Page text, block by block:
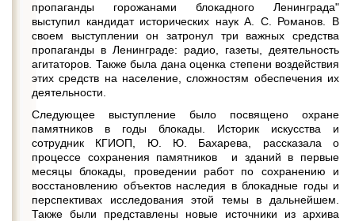
пропаганды горожанами блокадного Ленинграда"
выступил кандидат исторических наук А. С. Романов. В
своем выступлении он затронул три важных средства
пропаганды в Ленинграде: радио, газеты, деятельность
агитаторов. Также была дана оценка степени воздействия
этих средств на население, сложностям обеспечения их
деятельности.
Следующее выступление было посвящено охране
памятников в годы блокады. Историк искусства и
сотрудник КГИОП, Ю. Ю. Бахарева, рассказала о
процессе сохранения памятников и зданий в первые
месяцы блокады, проведении работ по сохранению и
восстановлению объектов наследия в блокадные годы и
перспективах исследования этой темы в дальнейшем.
Также были представлены новые источники из архива